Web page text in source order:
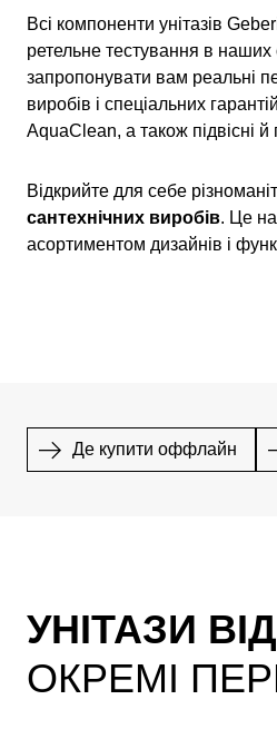
Всі компоненти унітазів
ретельне тестування в
запропонувати вам реальні
виробів і спеціальних
AquaClean, а також підвісні й
Відкрийте для себе
сантехнічних виробів. Це
асортиментом дизайнів і
Де купити оффлайн
УНІТАЗИ
ОКРЕМІ